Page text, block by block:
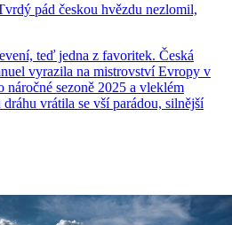
pád českou hvězdu nezlomil,
teď jedna z favoritek. Česká
vyrazila na mistrovství Evropy v
sezoně 2025 a vleklém
vrátila se vší parádou, silnější